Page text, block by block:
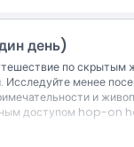
от того,
исторические
троллейбус
легким, веселым
день)
по
Исследуйте менее
и
доступом hop-on